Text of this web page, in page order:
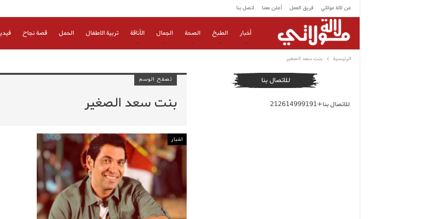
عن لالة مولاتي فريق العمل أعلن معنا اتصل بنا
أخبار الطبخ الصحة الجمال الأناقة تربية الاطفال الحمل قصة نجاح
الرئيسية بنت سعد الصغير
تصفح الوسم
بنت سعد الصغير
اخبار
للاتصال بنا
للاتصال بنا+212614999191